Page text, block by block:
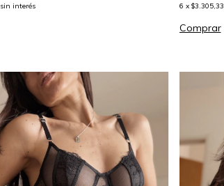
sin interés 6 x $3.305,33
Comprar